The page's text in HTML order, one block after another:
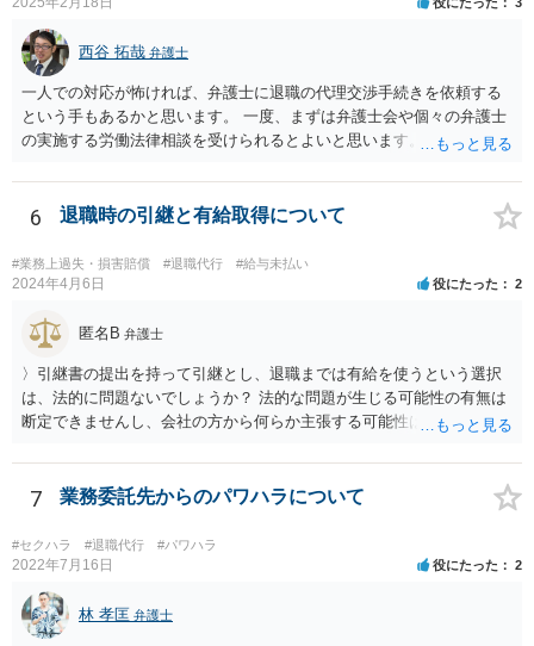
西谷 拓哉 弁護士
一人での対応が怖ければ、弁護士に退職の代理交渉手続きを依頼する
という手もあるかと思います。 一度、まずは弁護士会や個々の弁護士
の実施する労働法律相談を受けられるとよいと思います。
6 退職時の引継と有給取得について
#業務上過失・損害賠償 #退職代行 #給与未払い
2024年4月6日 役にたった 2
匿名B 弁護士
〉引継書の提出を持って引継とし、退職までは有給を使うという選択
は、法的に問題ないでしょうか？ 法的な問題が生じる可能性の有無は
断定できませんし、会社の方から何らか主張する可能性はあります。
ん。 それよりも、書いておられる事情がある場合は、いつ、どのよう
な方法で、退職の意思及び退職日まで全日有給休暇を使用することを
会社に伝えるかが、問題になるかもしれないです。 場合よっては退職
代行の利用などもご検討なさってください。
7 業務委託先からのパワハラについて
#セクハラ #退職代行 #パワハラ
2022年7月16日 役にたった 2
林 孝匡 弁護士